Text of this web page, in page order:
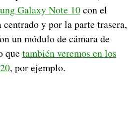
Galaxy Note 10con el
y por la parte trasera,
un módulo de cámara de
que también veremos en los
, por ejemplo.